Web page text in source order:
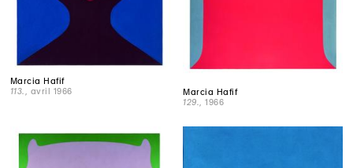
Marcia Hafif
113.
, avril 1966
Marcia Hafif
129.
, 1966